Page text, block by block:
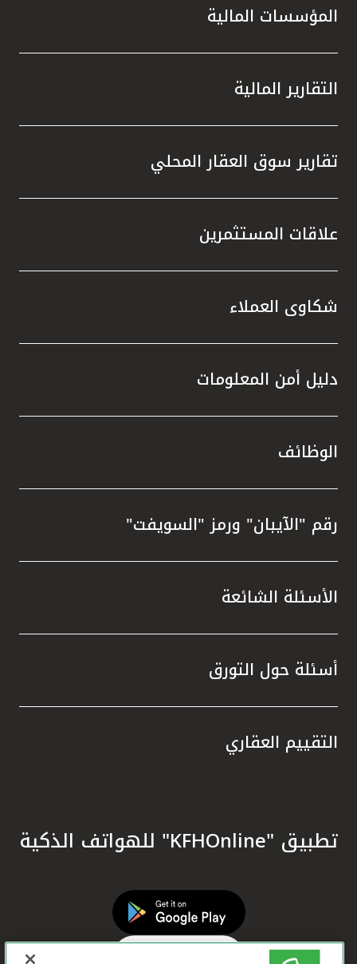
المؤسسات المالية
التقارير المالية
تقارير سوق العقار المحلي
علاقات المستثمرين
شكاوى العملاء
دليل أمن المعلومات
الوظائف
رقم "الآيبان" ورمز "السويفت"
الأسئلة الشائعة
أسئلة حول التورق
التقييم العقاري
تطبيق "KFHOnline" للهواتف الذكية